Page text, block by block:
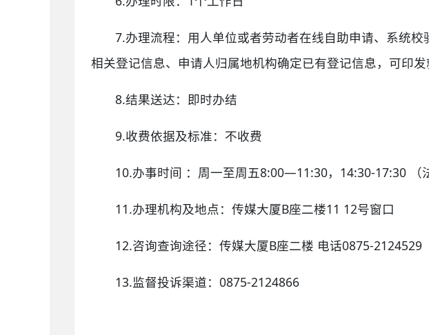
7.办理流程：用人单位或者劳动者在线自助申请、系统
相关登记信息、申请人归属地机构确定已有登记信息，可印
8.结果送达：即时办结
9.收费依据及标准：不收费
10.办事时间 ：周一至周五8:00—11:30，14:30-17:30 （
11.办理机构及地点：传媒大厦B座二楼11 12号窗口
12.咨询查询途径：传媒大厦B座二楼 电话0875-2124529
13.监督投诉渠道：0875-2124866